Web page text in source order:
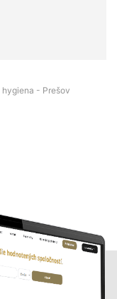
- Prešov